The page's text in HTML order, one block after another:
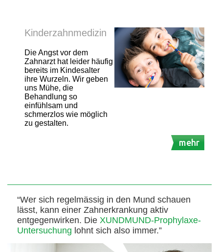
Kinderzahnmedizin
Die Angst vor dem
Zahnarzt hat leider häufig
bereits im Kindesalter
ihre Wurzeln. Wir geben
uns Mühe, die
Behandlung so
einfühlsam und
schmerzlos wie möglich
zu gestalten.
mehr
“Wer sich regelmässig in den Mund schauen
lässt, kann einer Zahnerkrankung aktiv
entgegenwirken. Die XUNDMUND-Prophylaxe-
Untersuchung lohnt sich also immer.”